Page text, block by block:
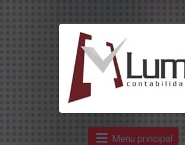
Menu principal